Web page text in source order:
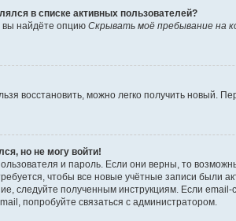
в списке активных пользователей?
вы найдёте опцию Скрывать моё пребывание на
восстановить, можно легко получить новый.
но не могу войти!
и пароль. Если они верны, то
чтобы все новые учётные записи были
следуйте полученным инструкциям. Если
попробуйте связаться с администратором.